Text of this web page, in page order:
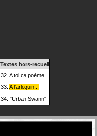
Textes hors-recueil
32. A toi ce poème...
33. A l'arlequin...
34. "Urban Swann"